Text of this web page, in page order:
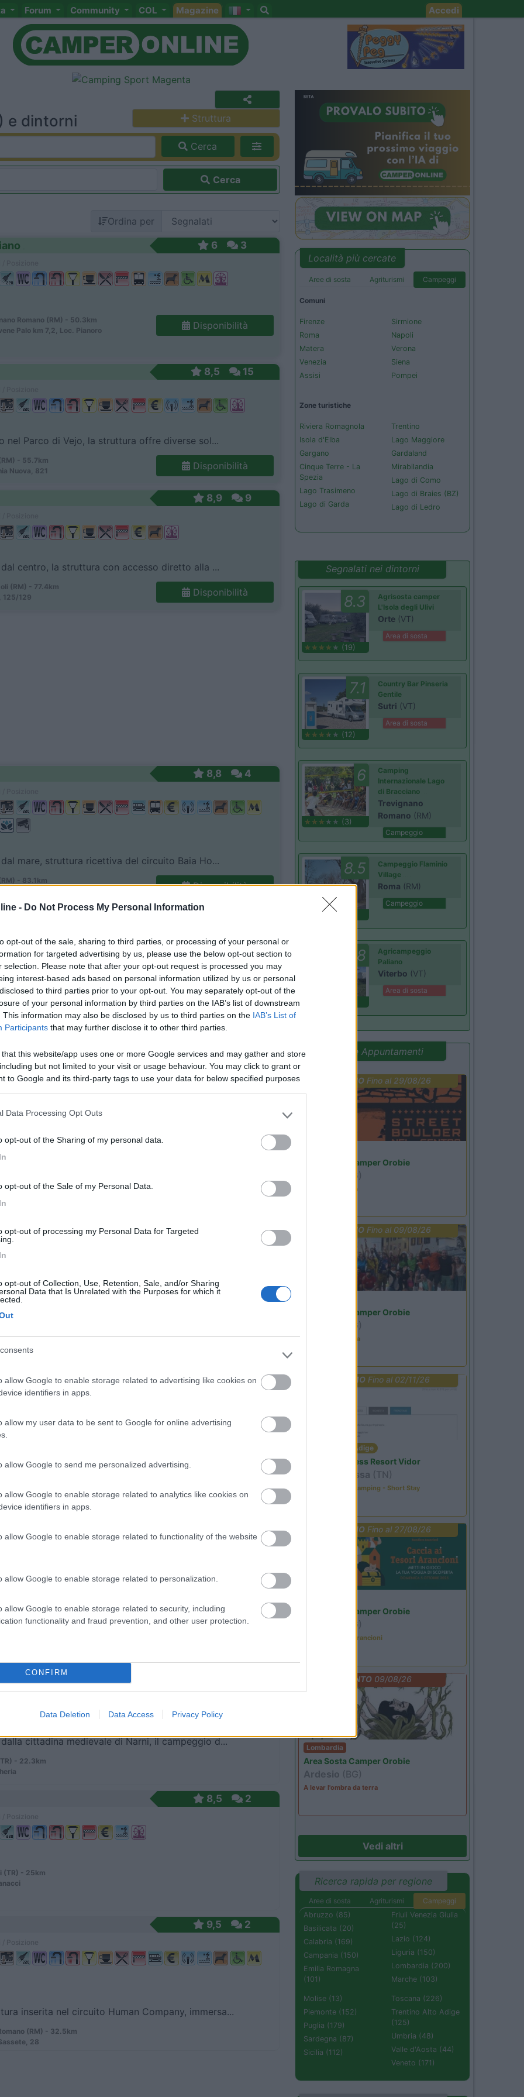
- Do Not Process My Personal Information
opt-out of the sale, sharing to third parties, or processing of your personal or
for targeted advertising by us, please use the below opt-out section to
selection. Please note that after your opt-out request is processed you may
interest-based ads based on personal information utilized by us or personal
to third parties prior to your opt-out. You may separately opt-out of the
of your personal information by third parties on the IAB’s list of downstream
This information may also be disclosed by us to third parties on the IAB’s List of
Participants that may further disclose it to other third parties.
that this website/app uses one or more Google services and may gather and store
but not limited to your visit or usage behaviour. You may click to grant or
to Google and its third-party tags to use your data for below specified purposes
Data Processing Opt Outs
opt-out of the Sharing of my personal data.
opt-out of the Sale of my Personal Data.
opt-out of processing my Personal Data for Targeted
opt-out of Collection, Use, Retention, Sale, and/or Sharing
Data that Is Unrelated with the Purposes for which it
allow Google to enable storage related to advertising like cookies on
identifiers in apps.
allow my user data to be sent to Google for online advertising
allow Google to send me personalized advertising.
allow Google to enable storage related to analytics like cookies on
identifiers in apps.
allow Google to enable storage related to functionality of the website
allow Google to enable storage related to personalization.
allow Google to enable storage related to security, including
functionality and fraud prevention, and other user protection.
CONFIRM
Data Deletion Data Access Privacy Policy
Forum Community COL Magazine Accedi
e dintorni Struttura
Cerca
Cerca
Ordina per
6 3
Romano (RM) - 50.3km
Palo km 7,2, Loc. Pianoro
Disponibilità
8,5 15
nel Parco di Vejo, la struttura offre diverse sol...
- 55.7km
Nuova, 821
Disponibilità
8,9 9
centro, la struttura con accesso diretto alla ...
(RM) - 77.4km
125/129
Disponibilità
8,8 4
mare, struttura ricettiva del circuito Baia Ho...
- 83.1km
Disponibilità
Lungomare delle Nereidi e a circa 5 km dallo ...
(VT) - 89.9km
delle Nereidi, 301
Disponibilità
Posizione
vacanze si trova nella Maremma Tosco-Laziale, d...
Casalette
Posizione
7,8
Posizione
(TR) - 13.8km
Lago di Piediluco
7,4
Posizione
- 16.2km
(RI) - 16.7km
Posizione
cittadina medievale di Narni, il campeggio d...
- 22.3km
8,5 2
(TR) - 25km
9,5 2
inserita nel circuito Human Company, immersa...
(RM) - 32.5km
28
Località più cercate
Aree di sosta Agriturismi Campeggi
Comuni
Firenze
Roma
Matera
Venezia
Assisi
Sirmione
Napoli
Verona
Siena
Pompei
Zone turistiche
Riviera Romagnola
Isola d'Elba
Gargano
Cinque Terre - La
Spezia
Lago Trasimeno
Lago di Garda
Trentino
Lago Maggiore
Gardaland
Mirabilandia
Lago di Como
Lago di Braies (BZ)
Lago di Ledro
Segnalati nei dintorni
8.3
(19)
Agrisosta camper
L'Isola degli Ulivi
Orte (VT)
Area di sosta
7.1
(12)
Country Bar Pinseria
Gentile
Sutri (VT)
Area di sosta
6
(3)
Camping
Internazionale Lago
di Bracciano
Trevignano
Romano (RM)
Campeggio
8.5
Campeggio Flaminio
Village
Roma (RM)
Campeggio
8.8
Agricampeggio
Paliano
Viterbo (VT)
Area di sosta
Promo e Appuntamenti
PROMO Fino al 29/08/26
Area Sosta Camper Orobie
(BG)
Ardesio si blocca
PROMO Fino al 09/08/26
Area Sosta Camper Orobie
(BG)
Ardesio in scatola
PROMO Fino al 02/11/26
Trentino Alto Adige
Family Wellness Resort Vidor
Pozza di Fassa (TN)
Happy & Active Camping - Short Stay
PROMOFino al 27/08/26
Area Sosta Camper Orobie
(BG)
Caccia ai tesori arancioni
EVENTO09/08/26
Lombardia
Area Sosta Camper Orobie
Ardesio (BG)
A levar l'ombra da terra
Vedi altri
Ricerca rapida per regione
Aree di sosta Agriturismi
Campeggi
Abruzzo (85)
Basilicata (20)
Calabria (169)
Campania (150)
Emilia Romagna
(101)
Friuli Venezia Giulia
(25)
Lazio (124)
Liguria (150)
Lombardia (200)
Marche (103)
Molise (13)
Piemonte (152)
Puglia (179)
Sardegna (87)
Sicilia (112)
Toscana (226)
Trentino Alto Adige
(125)
Umbria (48)
Valle d'Aosta (44)
Veneto (171)